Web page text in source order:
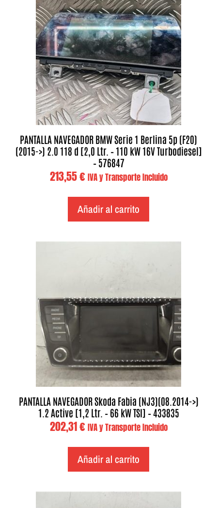
PANTALLA NAVEGADOR BMW Serie 1 Berlina 5p (F20)
(2015->) 2.0 118 d [2,0 Ltr. – 110 kW 16V Turbodiesel]
– 576847
213,55€ IVA y Transporte Incluido
Añadir al carrito
PANTALLA NAVEGADOR Skoda Fabia (NJ3)(08.2014->)
1.2 Active [1,2 Ltr. – 66 kW TSI] – 433835
202,31€ IVA y Transporte Incluido
Añadir al carrito